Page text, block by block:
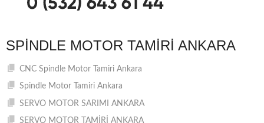
SPINDLE MOTOR TAMIRI ANKARA
CNC Spindle Motor Tamiri Ankara
Spindle Motor Tamiri Ankara
SERVO MOTOR SARIMI ANKARA
SERVO MOTOR TAMİRİ ANKARA